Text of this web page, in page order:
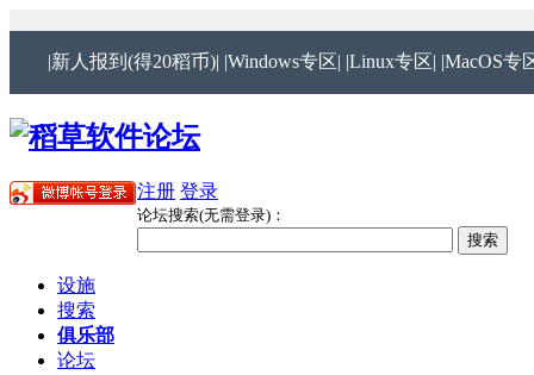
|新人报到(得20稻币)| |Windows专区| |Linux专区| |MacOS专
注册 登录
论坛搜索(无需登录)：
设施
搜索
俱乐部
论坛